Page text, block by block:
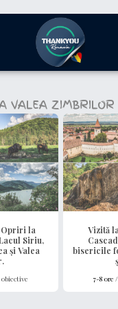
VALEA ZIMBRILOR
Opriri la
Siriu,
și Valea
Vizită
bisericile
7-8 ore /